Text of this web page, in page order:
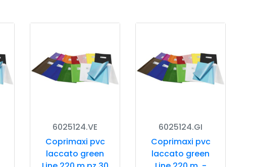
6025124.VE
Coprimaxi pvc
laccato green
6025124.GI
Coprimaxi pvc
laccato green